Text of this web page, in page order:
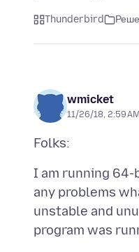
Thunderbird
wmicket
11/26/18, 2:59 AM
I am running 64-
any problems
unstable and